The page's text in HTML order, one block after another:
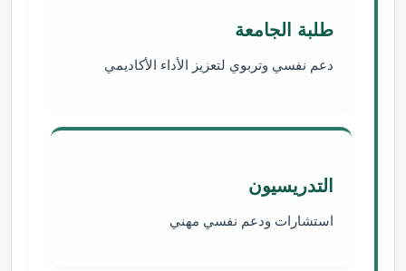
طلبة الجامعة
دعم نفسي وتربوي لتعزيز الأداء الأكاديمي
التدريسيون
استشارات ودعم نفسي مهني